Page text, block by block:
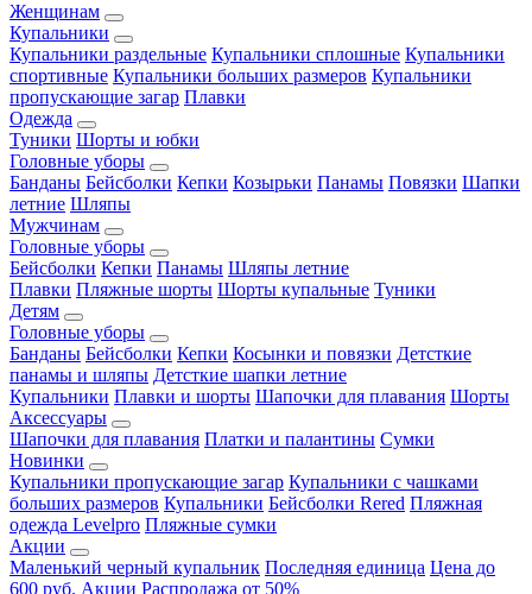
Женщинам
Купальники
Купальники раздельные Купальники сплошные Купальники
спортивные Купальники больших размеров Купальники
пропускающие загар Плавки
Одежда
Туники Шорты и юбки
Головные уборы
Банданы Бейсболки Кепки Козырьки Панамы Повязки Шапки
летние Шляпы
Мужчинам
Головные уборы
Бейсболки Кепки Панамы Шляпы летние
Плавки Пляжные шорты Шорты купальные Туники
Детям
Головные уборы
Банданы Бейсболки Кепки Косынки и повязки Детсткие
панамы и шляпы Детсткие шапки летние
Купальники Плавки и шорты Шапочки для плавания Шорты
Аксессуары
Шапочки для плавания Платки и палантины Сумки
Новинки
Купальники пропускающие загар Купальники с чашками
больших размеров Купальники Бейсболки Rered Пляжная
одежда Levelpro Пляжные сумки
Акции
Маленький черный купальник Последняя единица Цена до
600 руб. Акции Распродажа от 50%